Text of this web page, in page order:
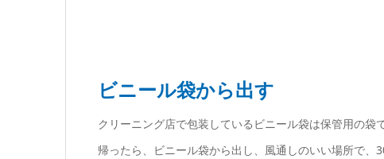
ビニール袋から出す
クリーニング店で包装しているビニール袋は保管用の袋
帰ったら、ビニール袋から出し、風通しのいい場所で、